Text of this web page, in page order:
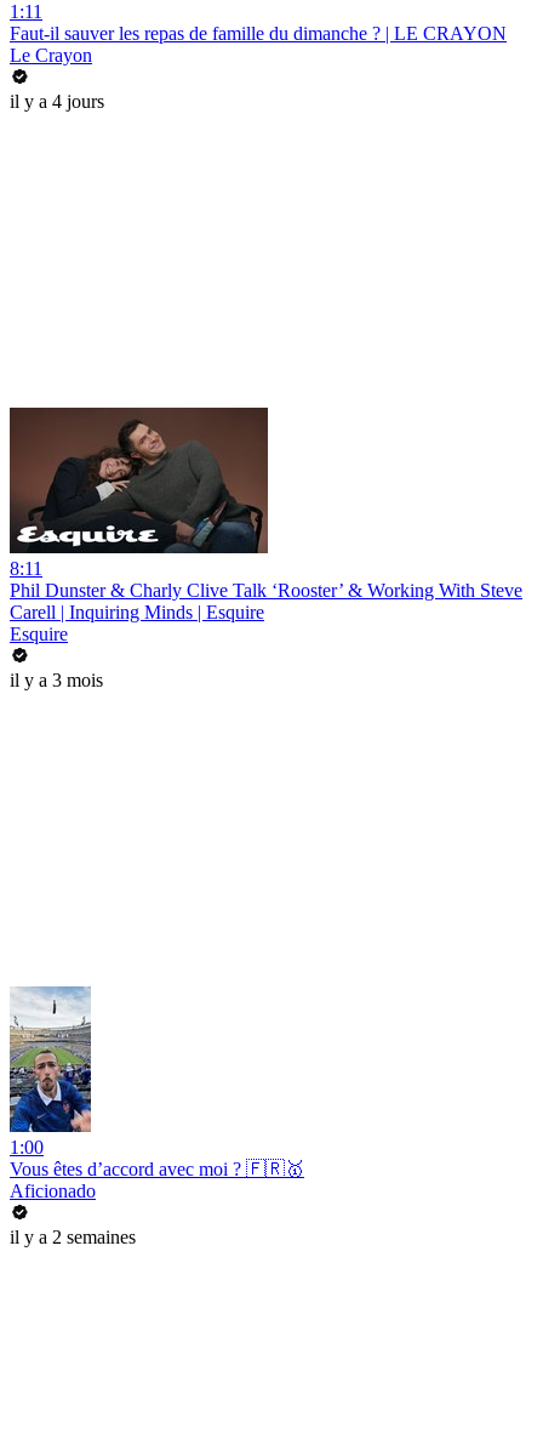
1:11
Faut-il sauver les repas de famille du dimanche ? | LE CRAYON
Le Crayon
il y a 4 jours
8:11
Phil Dunster & Charly Clive Talk ‘Rooster’ & Working With Steve
Carell | Inquiring Minds | Esquire
Esquire
il y a 3 mois
1:00
Vous êtes d’accord avec moi ? 🇫🇷🥇
Aficionado
il y a 2 semaines